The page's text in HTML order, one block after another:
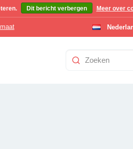
Dit bericht verbergen Meer over